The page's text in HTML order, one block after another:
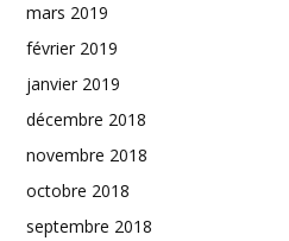
mars 2019
février 2019
janvier 2019
décembre 2018
novembre 2018
octobre 2018
septembre 2018